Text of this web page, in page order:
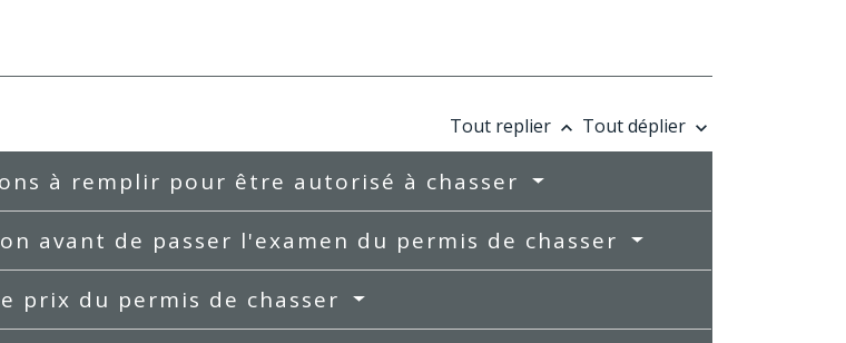
Tout replier keyboard_arrow_up Tout déplier keyboard_arrow_down
à remplir pour être autorisé à chasser
avant de passer l'examen du permis de chasser
prix du permis de chasser